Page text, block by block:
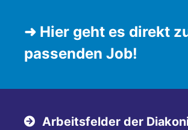
➜ Hier geht es direkt
passenden Job!
Arbeitsfelder der